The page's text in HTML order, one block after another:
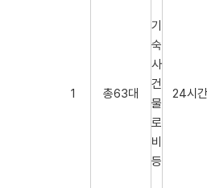
1 총63대
기
숙
사
건
물
로
비
등
24시간